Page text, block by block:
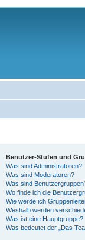
Benutzer-Stufen und
Was sind Administratoren?
Was sind Moderatoren?
Was sind
Wo finde ich die
Wie werde ich
Weshalb werden
Was ist eine Hauptgruppe?
Was bedeutet der „Das